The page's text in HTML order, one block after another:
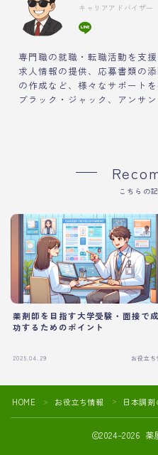
キャリアアドバイザー
専門職の就職・転職活動を支
求人情報の提供、応募書類の
の作成など、様々なサポート
ブラック・ジャック、アンサン
こちらの
薬剤師を目指す大学受験・面接で成
功するためのポイント
2025.04.29 お役立ち
HOME ＞ お役立ち情報 ＞ 日本調
2024–2026 薬